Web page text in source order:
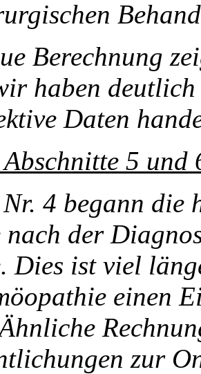
Berechnung
haben
Daten
Abschnitte 5 und
4 begann die
der
Dies ist viel
einen
zur